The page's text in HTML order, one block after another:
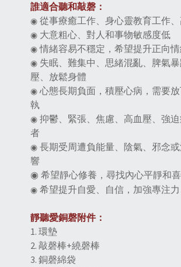
誰適合聽和敲磬：
◉ 從事療癒工作、身心靈教育工作
◉ 大意粗心、對人和事物敏感度低
◉情緒容易不穩定，希望提升正向
◉ 失眠、難集中、思緒混亂、脾氣
壓、放鬆身體
◉ 心態長期負面，積壓心病，需要
執
◉ 抑鬱、緊張、焦慮、高血壓、強
者
◉ 長期受周遭負能量、陰氣、邪念
響
◉ 希望靜心修養，尋找內心平靜和
◉ 希望提升自愛、自信，加強專注
靜聽愛銅磬附件：
1. 環墊
2. 敲磬棒+繞磬棒
3. 銅磬綿袋